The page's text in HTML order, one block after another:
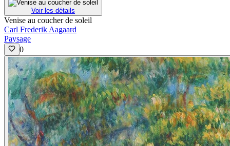
Voir les détails
Venise au coucher de soleil
Carl Frederik Aagaard
Paysage
0